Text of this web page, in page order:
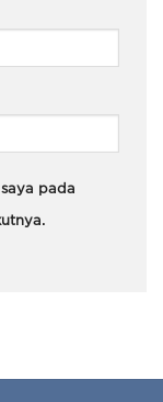
pada